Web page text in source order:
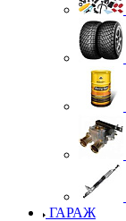
ГАРАЖ